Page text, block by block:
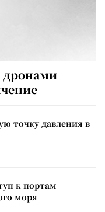
дронами
точку давления в
к портам
моря